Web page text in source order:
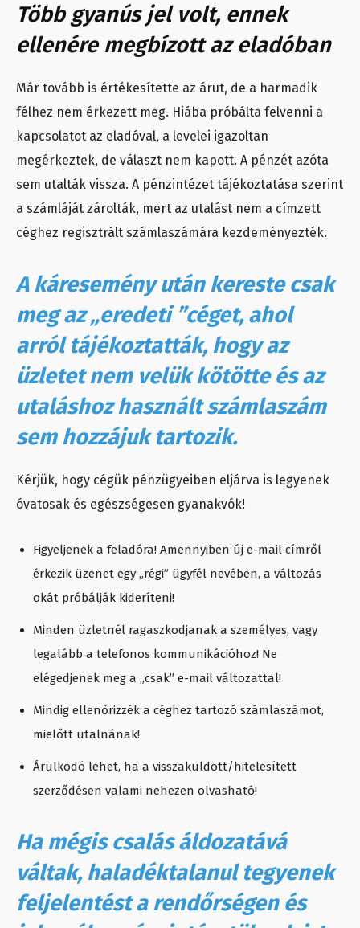
Több gyanús jel volt, ennek
ellenére megbízott az eladóban
Már tovább is értékesítette az árut, de a harmadik
félhez nem érkezett meg. Hiába próbálta felvenni a
kapcsolatot az eladóval, a levelei igazoltan
megérkeztek, de választ nem kapott. A pénzét azóta
sem utalták vissza. A pénzintézet tájékoztatása szerint
a számláját zárolták, mert az utalást nem a címzett
céghez regisztrált számlaszámára kezdeményezték.
A káresemény után kereste csak
meg az „eredeti ”céget, ahol
arról tájékoztatták, hogy az
üzletet nem velük kötötte és az
utaláshoz használt számlaszám
sem hozzájuk tartozik.
Kérjük, hogy cégük pénzügyeiben eljárva is legyenek
óvatosak és egészségesen gyanakvók!
Figyeljenek a feladóra! Amennyiben új e-mail címről
érkezik üzenet egy „régi” ügyfél nevében, a változás
okát próbálják kideríteni!
Minden üzletnél ragaszkodjanak a személyes, vagy
legalább a telefonos kommunikációhoz! Ne
elégedjenek meg a „csak” e-mail változattal!
Mindig ellenőrizzék a céghez tartozó számlaszámot,
mielőtt utalnának!
Árulkodó lehet, ha a visszaküldött/hitelesített
szerződésen valami nehezen olvasható!
Ha mégis csalás áldozatává
váltak, haladéktalanul tegyenek
feljelentést a rendőrségen és